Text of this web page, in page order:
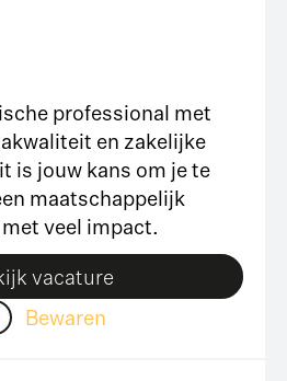
professional met
en zakelijke
is jouw kans om je te
maatschappelijk
veel impact.
vacature
Bewaren